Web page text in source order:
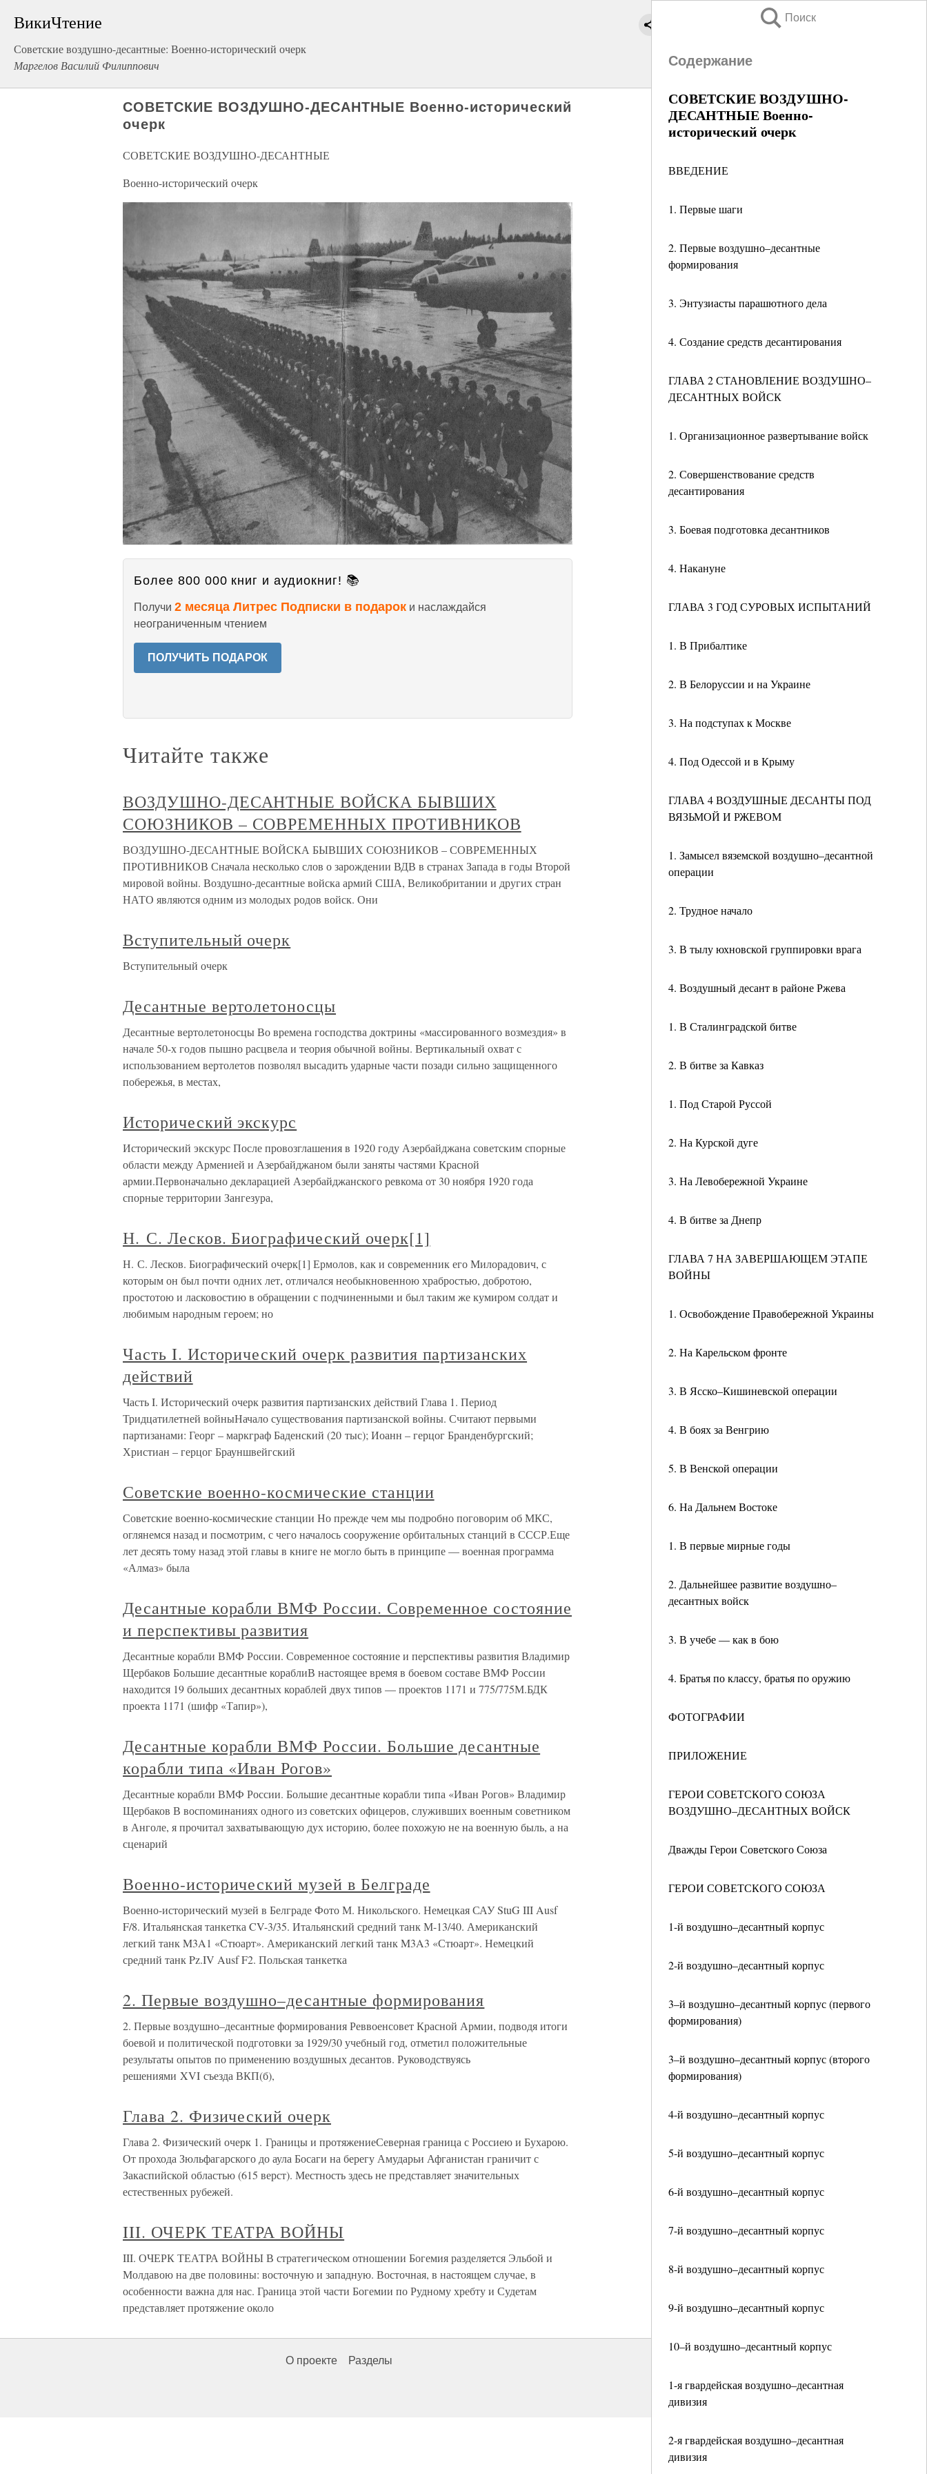
ВикиЧтение
Советские воздушно-десантные: Военно-исторический очерк
Маргелов Василий Филиппович
Поиск
Содержание
СОВЕТСКИЕ ВОЗДУШНО-
ДЕСАНТНЫЕ Военно-
исторический очерк
ВВЕДЕНИЕ
1. Первые шаги
2. Первые воздушно–десантные
формирования
3. Энтузиасты парашютного дела
4. Создание средств десантирования
ГЛАВА 2 СТАНОВЛЕНИЕ ВОЗДУШНО–
ДЕСАНТНЫХ ВОЙСК
1. Организационное развертывание войск
2. Совершенствование средств
десантирования
3. Боевая подготовка десантников
4. Накануне
ГЛАВА 3 ГОД СУРОВЫХ ИСПЫТАНИЙ
1. В Прибалтике
2. В Белоруссии и на Украине
3. На подступах к Москве
4. Под Одессой и в Крыму
ГЛАВА 4 ВОЗДУШНЫЕ ДЕСАНТЫ ПОД
ВЯЗЬМОЙ И РЖЕВОМ
1. Замысел вяземской воздушно–десантной
операции
2. Трудное начало
3. В тылу юхновской группировки врага
4. Воздушный десант в районе Ржева
1. В Сталинградской битве
2. В битве за Кавказ
1. Под Старой Руссой
2. На Курской дуге
3. На Левобережной Украине
4. В битве за Днепр
ГЛАВА 7 НА ЗАВЕРШАЮЩЕМ ЭТАПЕ
ВОЙНЫ
1. Освобождение Правобережной Украины
2. На Карельском фронте
3. В Ясско–Кишиневской операции
4. В боях за Венгрию
5. В Венской операции
6. На Дальнем Востоке
1. В первые мирные годы
2. Дальнейшее развитие воздушно–
десантных войск
3. В учебе — как в бою
4. Братья по классу, братья по оружию
ФОТОГРАФИИ
ПРИЛОЖЕНИЕ
ГЕРОИ СОВЕТСКОГО СОЮЗА
ВОЗДУШНО–ДЕСАНТНЫХ ВОЙСК
Дважды Герои Советского Союза
ГЕРОИ СОВЕТСКОГО СОЮЗА
1-й воздушно–десантный корпус
2-й воздушно–десантный корпус
3–й воздушно–десантный корпус (первого
формирования)
3–й воздушно–десантный корпус (второго
формирования)
4-й воздушно–десантный корпус
5-й воздушно–десантный корпус
6-й воздушно–десантный корпус
7-й воздушно–десантный корпус
8-й воздушно–десантный корпус
9-й воздушно–десантный корпус
10–й воздушно–десантный корпус
1-я гвардейская воздушно–десантная
дивизия
2-я гвардейская воздушно–десантная
дивизия
СОВЕТСКИЕ ВОЗДУШНО-ДЕСАНТНЫЕ Военно-исторический
очерк
СОВЕТСКИЕ ВОЗДУШНО-ДЕСАНТНЫЕ
Военно-исторический очерк
Более 800 000 книг и аудиокниг! 📚
Получи 2 месяца Литрес Подписки в подарок и наслаждайся
неограниченным чтением
ПОЛУЧИТЬ ПОДАРОК
Читайте также
ВОЗДУШНО-ДЕСАНТНЫЕ ВОЙСКА БЫВШИХ
СОЮЗНИКОВ – СОВРЕМЕННЫХ ПРОТИВНИКОВ
ВОЗДУШНО-ДЕСАНТНЫЕ ВОЙСКА БЫВШИХ СОЮЗНИКОВ – СОВРЕМЕННЫХ
ПРОТИВНИКОВ Сначала несколько слов о зарождении ВДВ в странах Запада в годы Второй
мировой войны. Воздушно-десантные войска армий США, Великобритании и других стран
НАТО являются одним из молодых родов войск. Они
Вступительный очерк
Вступительный очерк
Десантные вертолетоносцы
Десантные вертолетоносцы Во времена господства доктрины «массированного возмездия» в
начале 50-х годов пышно расцвела и теория обычной войны. Вертикальный охват с
использованием вертолетов позволял высадить ударные части позади сильно защищенного
побережья, в местах,
Исторический экскурс
Исторический экскурс После провозглашения в 1920 году Азербайджана советским спорные
области между Арменией и Азербайджаном были заняты частями Красной
армии.Первоначально декларацией Азербайджанского ревкома от 30 ноября 1920 года
спорные территории Зангезура,
Н. С. Лесков. Биографический очерк[1]
Н. С. Лесков. Биографический очерк[1] Ермолов, как и современник его Милорадович, с
которым он был почти одних лет, отличался необыкновенною храбростью, добротою,
простотою и ласковостию в обращении с подчиненными и был таким же кумиром солдат и
любимым народным героем; но
Часть I. Исторический очерк развития партизанских
действий
Часть I. Исторический очерк развития партизанских действий Глава 1. Период
Тридцатилетней войныНачало существования партизанской войны. Считают первыми
партизанами: Георг – маркграф Баденский (20 тыс); Иоанн – герцог Бранденбургский;
Христиан – герцог Брауншвейгский
Советские военно-космические станции
Советские военно-космические станции Но прежде чем мы подробно поговорим об МКС,
оглянемся назад и посмотрим, с чего началось сооружение орбитальных станций в СССР.Еще
лет десять тому назад этой главы в книге не могло быть в принципе — военная программа
«Алмаз» была
Десантные корабли ВМФ России. Современное состояние
и перспективы развития
Десантные корабли ВМФ России. Современное состояние и перспективы развития Владимир
Щербаков Большие десантные кораблиВ настоящее время в боевом составе ВМФ России
находится 19 больших десантных кораблей двух типов — проектов 1171 и 775/775М.БДК
проекта 1171 (шифр «Тапир»),
Десантные корабли ВМФ России. Большие десантные
корабли типа «Иван Рогов»
Десантные корабли ВМФ России. Большие десантные корабли типа «Иван Рогов» Владимир
Щербаков В воспоминаниях одного из советских офицеров, служивших военным советником
в Анголе, я прочитал захватывающую дух историю, более похожую не на военную быль, а на
сценарий
Военно-исторический музей в Белграде
Военно-исторический музей в Белграде Фото М. Никольского. Немецкая САУ StuG III Ausf
F/8. Итальянская танкетка CV-3/35. Итальянский средний танк М-13/40. Американский
легкий танк M3A1 «Стюарт». Американский легкий танк M3A3 «Стюарт». Немецкий
средний танк Pz.IV Ausf F2. Польская танкетка
2. Первые воздушно–десантные формирования
2. Первые воздушно–десантные формирования Реввоенсовет Красной Армии, подводя итоги
боевой и политической подготовки за 1929/30 учебный год, отметил положительные
результаты опытов по применению воздушных десантов. Руководствуясь
решениями XVI съезда ВКП(б),
Глава 2. Физический очерк
Глава 2. Физический очерк 1. Границы и протяжениеСеверная граница с Россиею и Бухарою.
От прохода Зюльфагарского до аула Босаги на берегу Амударьи Афганистан граничит с
Закаспийской областью (615 верст). Местность здесь не представляет значительных
естественных рубежей.
III. ОЧЕРК ТЕАТРА ВОЙНЫ
III. ОЧЕРК ТЕАТРА ВОЙНЫ В стратегическом отношении Богемия разделяется Эльбой и
Молдавою на две половины: восточную и западную. Восточная, в настоящем случае, в
особенности важна для нас. Граница этой части Богемии по Рудному хребту и Судетам
представляет протяжение около
О проекте Разделы